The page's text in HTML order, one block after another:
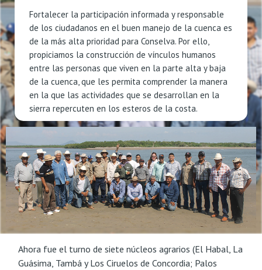
Fortalecer la participación informada y responsable
de los ciudadanos en el buen manejo de la cuenca es
de la más alta prioridad para Conselva. Por ello,
propiciamos la construcción de vínculos humanos
entre las personas que viven en la parte alta y baja
de la cuenca, que les permita comprender la manera
en la que las actividades que se desarrollan en la
sierra repercuten en los esteros de la costa.
Ahora fue el turno de siete núcleos agrarios (El Habal, La
Guásima, Tambá y Los Ciruelos de Concordia; Palos